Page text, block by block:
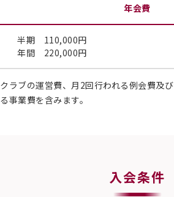
年会費
半期 110,000円
年間 220,000円
クラブの運営費、月2回行われる例会費及
る事業費を含みます。
入会条件